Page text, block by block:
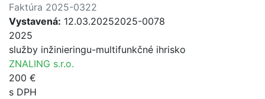
Faktúra 2025-0322
Vystavená: 12.03.20252025-0078
2025
služby inžinieringu-multifunkčné ihrisko
ZNALING s.r.o.
200 €
s DPH